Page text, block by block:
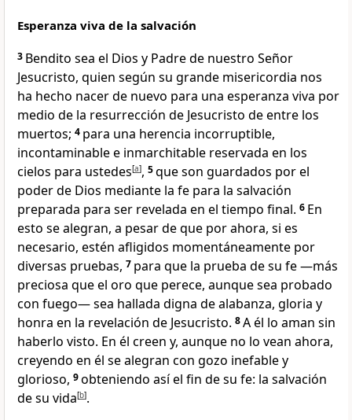
Esperanza viva de la salvación
3 Bendito sea el Dios y Padre de nuestro Señor
Jesucristo, quien según su grande misericordia nos
ha hecho nacer de nuevo para una esperanza viva por
medio de la resurrección de Jesucristo de entre los
muertos; 4 para una herencia incorruptible,
incontaminable e inmarchitable reservada en los
cielos para ustedes[a], 5que son guardados por el
poder de Dios mediante la fe para la salvación
preparada para ser revelada en el tiempo final. 6 En
esto se alegran, a pesar de que por ahora, si es
necesario, estén afligidos momentáneamente por
diversas pruebas, 7 para que la prueba de su fe —más
preciosa que el oro que perece, aunque sea probado
con fuego— sea hallada digna de alabanza, gloria y
honra en la revelación de Jesucristo. 8A él lo aman sin
haberlo visto. En él creen y, aunque no lo vean ahora,
creyendo en él se alegran con gozo inefable y
glorioso, 9obteniendo así el fin de su fe: la salvación
de su vida[b].